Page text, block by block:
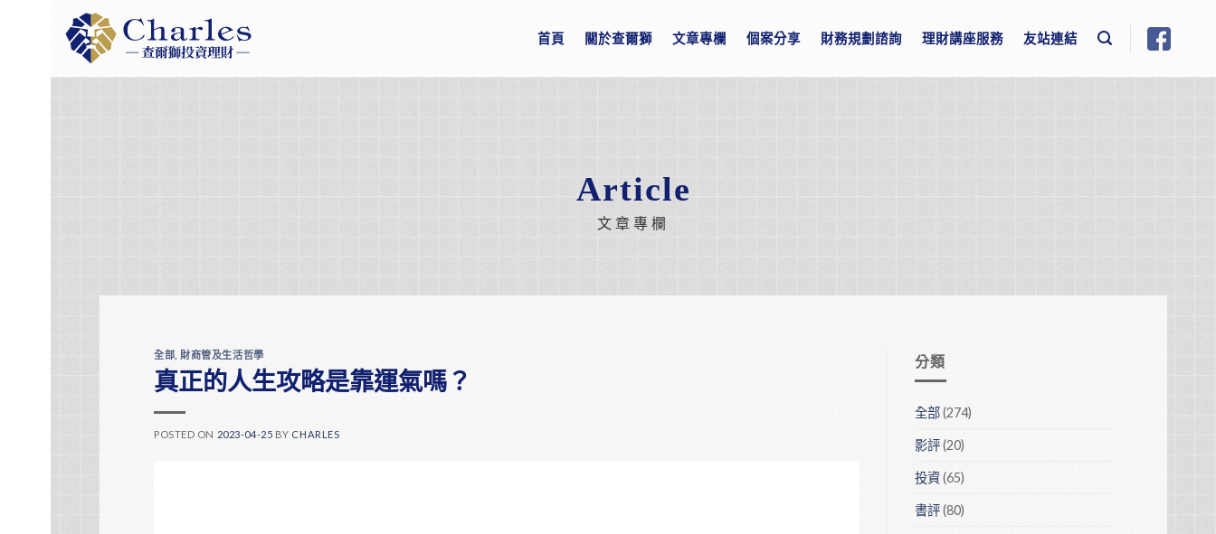
首頁 關於查爾獅 文章專欄 個案分享 財務規劃諮詢 理財講座服務 友站連結
Article
文章專欄
全部 財商管及生活哲學
真正的人生攻略是靠運氣嗎？
POSTED ON 2023-04-25 BY CHARLES
分類
全部(274)
影評(20)
投資(65)
書評(80)